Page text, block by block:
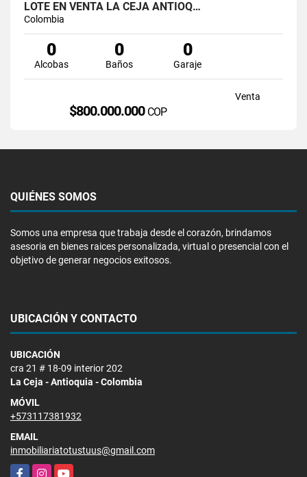
LOTE EN VENTA LA CEJA ANTIOQ…
Colombia
0
Alcobas
0
Baños
0
Garaje
Venta
$800.000.000 COP
QUIÉNES SOMOS
Somos una empresa que trabaja desde el corazón, brindamos
asesoria en bienes raices personalizada, virtual o presencial con el
objetivo de generar negocios exitosos.
UBICACIÓN Y CONTACTO
UBICACIÓN
cra 21 # 18-09 interior 202
La Ceja - Antioquia - Colombia
MÓVIL
+573117381932
EMAIL
inmobiliariatotustuus@gmail.com
FacebookInstagramYouTube